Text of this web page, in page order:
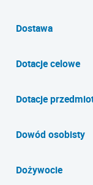
Dostawa
Dotacje celowe
Dotacje
Dowód osobisty
Dożywocie